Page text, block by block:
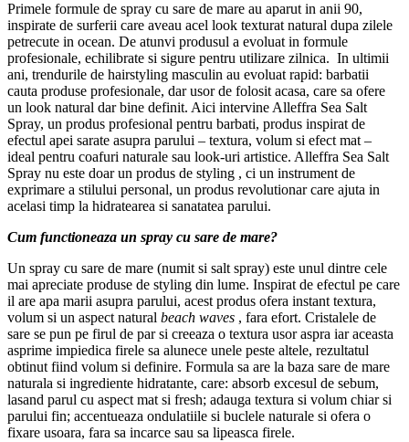
Primele formule de spray cu sare de mare au aparut in anii 90,
inspirate de surferii care aveau acel look texturat natural dupa zilele
petrecute in ocean. De atunvi produsul a evoluat in formule
profesionale, echilibrate si sigure pentru utilizare zilnica. In ultimii
ani, trendurile de hairstyling masculin au evoluat rapid: barbatii
cauta produse profesionale, dar usor de folosit acasa, care sa ofere
un look natural dar bine definit. Aici intervine Alleffra Sea Salt
Spray, un produs profesional pentru barbati, produs inspirat de
efectul apei sarate asupra parului – textura, volum si efect mat –
ideal pentru coafuri naturale sau look-uri artistice. Alleffra Sea Salt
Spray nu este doar un produs de styling , ci un instrument de
exprimare a stilului personal, un produs revolutionar care ajuta in
acelasi timp la hidratearea si sanatatea parului.
Cum functioneaza un spray cu sare de mare?
Un spray cu sare de mare (numit si salt spray) este unul dintre cele
mai apreciate produse de styling din lume. Inspirat de efectul pe care
il are apa marii asupra parului, acest produs ofera instant textura,
volum si un aspect natural beach waves , fara efort. Cristalele de
sare se pun pe firul de par si creeaza o textura usor aspra iar aceasta
asprime impiedica firele sa alunece unele peste altele, rezultatul
obtinut fiind volum si definire. Formula sa are la baza sare de mare
naturala si ingrediente hidratante, care: absorb excesul de sebum,
lasand parul cu aspect mat si fresh; adauga textura si volum chiar si
parului fin; accentueaza ondulatiile si buclele naturale si ofera o
fixare usoara, fara sa incarce sau sa lipeasca firele.